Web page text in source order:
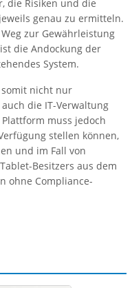
die Risiken und die
genau zu ermitteln.
zur Gewährleistung
die Andockung der
System.
nicht nur
die IT-Verwaltung
muss jedoch
stellen können,
und im Fall von
Besitzers aus dem
ohne Compliance-